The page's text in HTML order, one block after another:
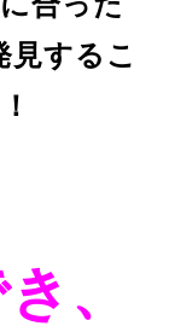
見するこ
、